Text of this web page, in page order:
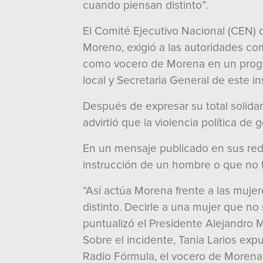
cuando piensan distinto”.
El Comité Ejecutivo Nacional
Moreno, exigió a las autoridades
como vocero de Morena en un
local y Secretaria General de este
Después de expresar su total
advirtió que la violencia política de
En un mensaje publicado en sus
instrucción de un hombre o que no
“Así actúa Morena frente a las
distinto. Decirle a una mujer que
puntualizó el Presidente Alejandro
Sobre el incidente, Tania Larios
Radio Fórmula, el vocero de